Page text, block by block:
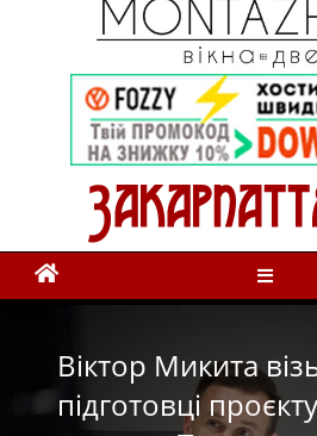
Віктор Микита
підготовці